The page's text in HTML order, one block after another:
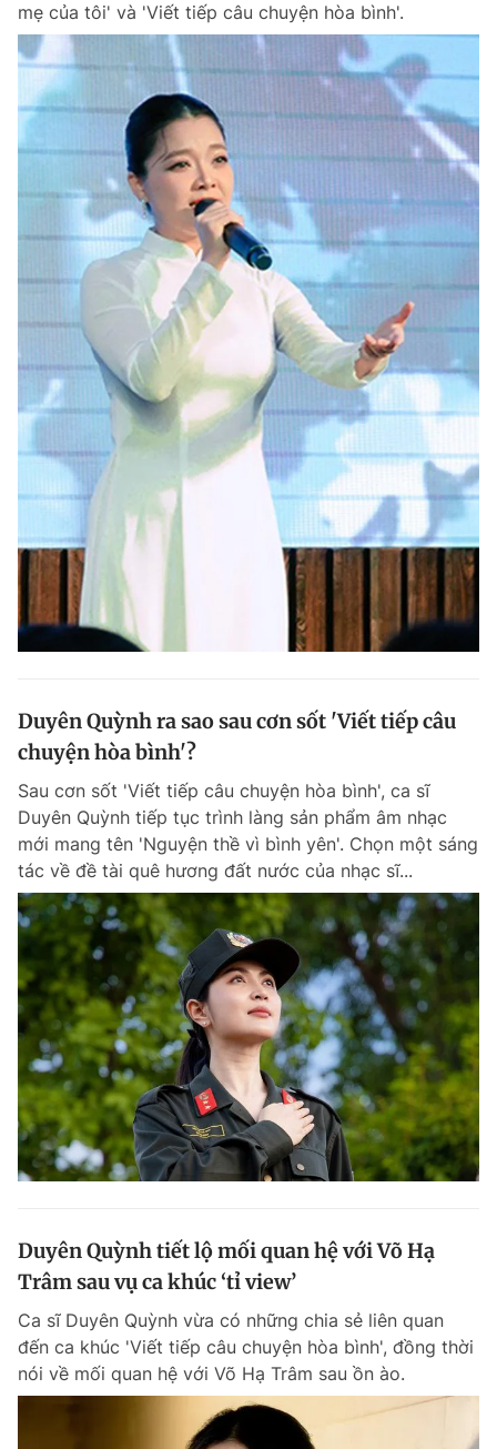
mẹ của tôi' và 'Viết tiếp câu chuyện hòa bình'.
Duyên Quỳnh ra sao sau cơn sốt 'Viết tiếp câu
chuyện hòa bình'?
Sau cơn sốt 'Viết tiếp câu chuyện hòa bình', ca sĩ
Duyên Quỳnh tiếp tục trình làng sản phẩm âm nhạc
mới mang tên 'Nguyện thề vì bình yên'. Chọn một sáng
tác về đề tài quê hương đất nước của nhạc sĩ...
Duyên Quỳnh tiết lộ mối quan hệ với Võ Hạ
Trâm sau vụ ca khúc ‘tỉ view’
Ca sĩ Duyên Quỳnh vừa có những chia sẻ liên quan
đến ca khúc 'Viết tiếp câu chuyện hòa bình', đồng thời
nói về mối quan hệ với Võ Hạ Trâm sau ồn ào.